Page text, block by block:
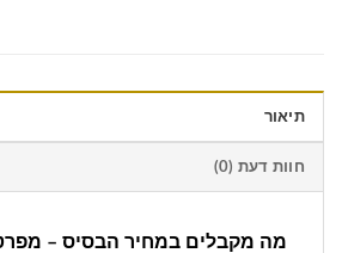
תיאור
חוות דעת (0)
מה מקבלים במחיר הבסיס –